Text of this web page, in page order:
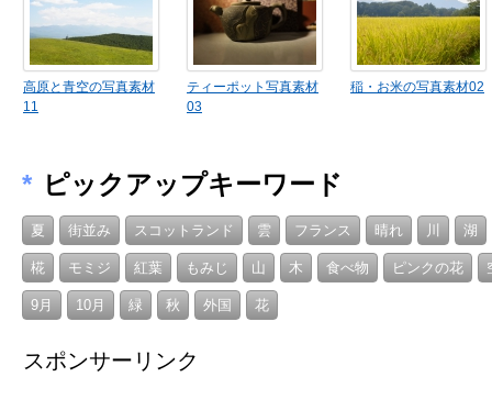
高原と青空の写真素材
11
ティーポット写真素材
03
稲・お米の写真素材02
* ピックアップキーワード
夏 街並み スコットランド 雲 フランス 晴れ 川 湖
椛 モミジ 紅葉 もみじ 山 木 食べ物 ピンクの花
9月 10月 緑 秋 外国 花
スポンサーリンク